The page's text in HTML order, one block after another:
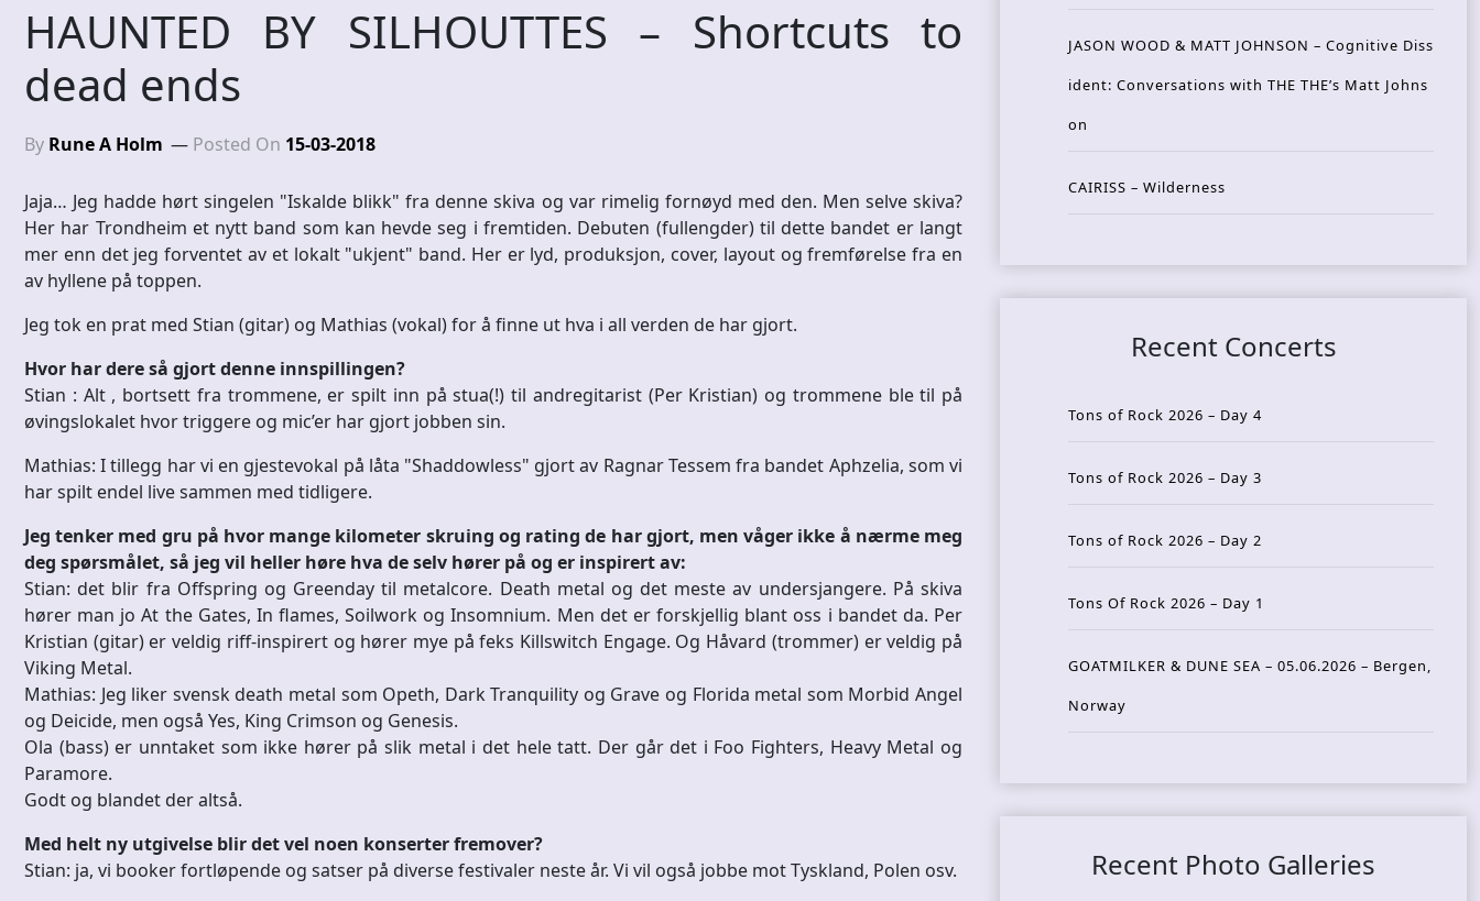
HAUNTED BY SILHOUTTES – Shortcuts to
dead ends
By Rune A Holm Posted On 15-03-2018
Jaja… Jeg hadde hørt singelen "Iskalde blikk" fra denne skiva og var rimelig fornøyd med den. Men selve skiva?
Her har Trondheim et nytt band som kan hevde seg i fremtiden. Debuten (fullengder) til dette bandet er langt
mer enn det jeg forventet av et lokalt "ukjent" band. Her er lyd, produksjon, cover, layout og fremførelse fra en
av hyllene på toppen.
Jeg tok en prat med Stian (gitar) og Mathias (vokal) for å finne ut hva i all verden de har gjort.
Hvor har dere så gjort denne innspillingen?
Stian : Alt , bortsett fra trommene, er spilt inn på stua(!) til andregitarist (Per Kristian) og trommene ble til på
øvingslokalet hvor triggere og mic’er har gjort jobben sin.
Mathias: I tillegg har vi en gjestevokal på låta "Shaddowless" gjort av Ragnar Tessem fra bandet Aphzelia, som vi
har spilt endel live sammen med tidligere.
Jeg tenker med gru på hvor mange kilometer skruing og rating de har gjort, men våger ikke å nærme meg
deg spørsmålet, så jeg vil heller høre hva de selv hører på og er inspirert av:
Stian: det blir fra Offspring og Greenday til metalcore. Death metal og det meste av undersjangere. På skiva
hører man jo At the Gates, In flames, Soilwork og Insomnium. Men det er forskjellig blant oss i bandet da. Per
Kristian (gitar) er veldig riff-inspirert og hører mye på feks Killswitch Engage. Og Håvard (trommer) er veldig på
Viking Metal.
Mathias: Jeg liker svensk death metal som Opeth, Dark Tranquility og Grave og Florida metal som Morbid Angel
og Deicide, men også Yes, King Crimson og Genesis.
Ola (bass) er unntaket som ikke hører på slik metal i det hele tatt. Der går det i Foo Fighters, Heavy Metal og
Paramore.
Godt og blandet der altså.
Med helt ny utgivelse blir det vel noen konserter fremover?
Stian: ja, vi booker fortløpende og satser på diverse festivaler neste år. Vi vil også jobbe mot Tyskland, Polen osv.
JASON WOOD & MATT JOHNSON – Cognitive Diss
ident: Conversations with THE THE’s Matt Johns
on
CAIRISS – Wilderness
Recent Concerts
Tons of Rock 2026 – Day 4
Tons of Rock 2026 – Day 3
Tons of Rock 2026 – Day 2
Tons Of Rock 2026 – Day 1
GOATMILKER & DUNE SEA – 05.06.2026 – Bergen,
Norway
Recent Photo Galleries